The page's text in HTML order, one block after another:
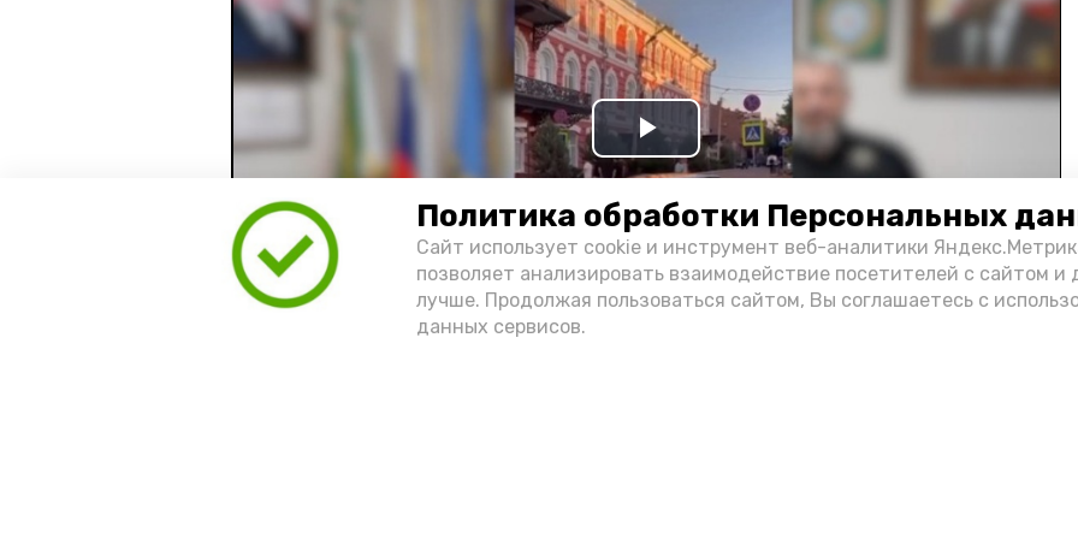
Политика обработки Персональных
Сайт использует cookie и инструмент веб-аналитики
позволяет анализировать взаимодействие посетителей с сайтом и
лучше. Продолжая пользоваться сайтом, Вы соглашаетесь с
данных сервисов.
Play
Video